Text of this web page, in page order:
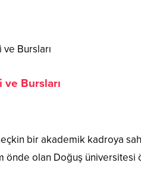
Bursları
Bursları
bir akademik kadroya
önde olan Doğuş üniversitesi